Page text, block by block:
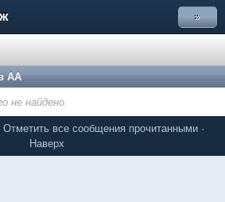
»
АА
не найдено.
Отметить все сообщения прочитанными ·
Наверх